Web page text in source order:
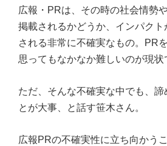
広報・PRは、その時の社会情勢
掲載されるかどうか、インパク
される非常に不確実なもの。PR
思ってもなかなか難しいのが現状
ただ、そんな不確実な中でも、諦
とが大事、と話す笹木さん。
広報PRの不確実性に立ち向かう